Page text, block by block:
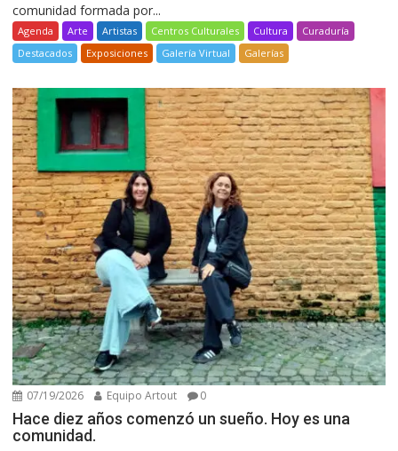
comunidad formada por...
Agenda Arte Artistas Centros Culturales Cultura
Curaduría
Destacados
Exposiciones Galería Virtual Galerías
07/19/2026 Equipo Artout 0
Hace diez años comenzó un sueño. Hoy es una
comunidad.